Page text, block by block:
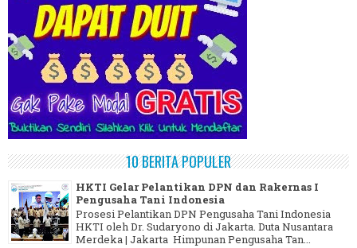
10 BERITA POPULER
HKTI Gelar Pelantikan DPN dan Rakernas I
Pengusaha Tani Indonesia
Prosesi Pelantikan DPN Pengusaha Tani Indonesia
HKTI oleh Dr. Sudaryono di Jakarta. Duta Nusantara
Merdeka | Jakarta Himpunan Pengusaha Tan...